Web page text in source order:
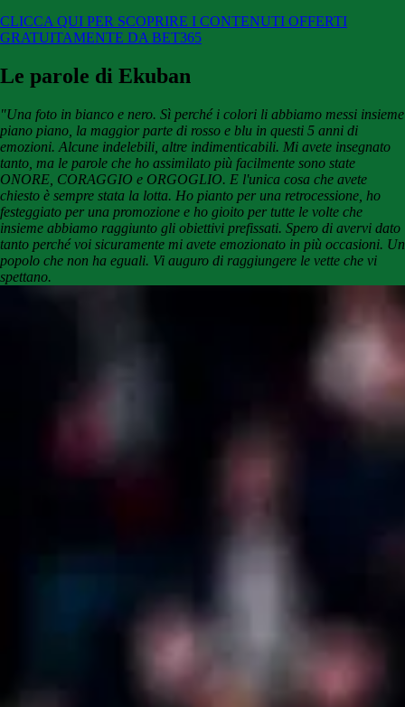
CLICCA QUI PER SCOPRIRE I CONTENUTI OFFERTI
GRATUITAMENTE DA BET365
Le parole di Ekuban
"Una foto in bianco e nero. Sì perché i colori li abbiamo messi insieme
piano piano, la maggior parte di rosso e blu in questi 5 anni di
emozioni. Alcune indelebili, altre indimenticabili. Mi avete insegnato
tanto, ma le parole che ho assimilato più facilmente sono state
ONORE, CORAGGIO e ORGOGLIO. E l'unica cosa che avete
chiesto è sempre stata la lotta. Ho pianto per una retrocessione, ho
festeggiato per una promozione e ho gioito per tutte le volte che
insieme abbiamo raggiunto gli obiettivi prefissati. Spero di avervi dato
tanto perché voi sicuramente mi avete emozionato in più occasioni. Un
popolo che non ha eguali. Vi auguro di raggiungere le vette che vi
spettano.